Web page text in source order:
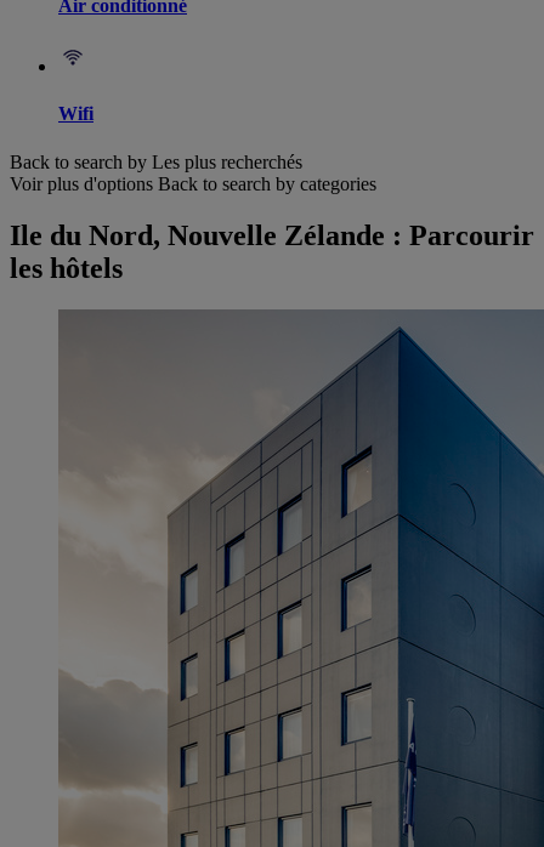
Air conditionné
Wifi
Back to search by Les plus recherchés
Voir plus d'options Back to search by categories
Ile du Nord, Nouvelle Zélande : Parcourir
les hôtels